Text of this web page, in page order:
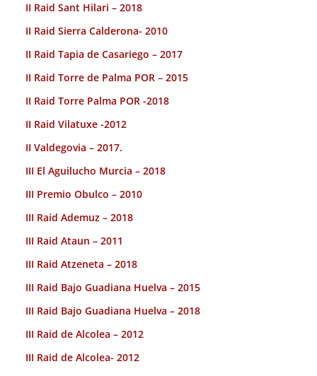
II Raid Sant Hilari – 2018
II Raid Sierra Calderona- 2010
II Raid Tapia de Casariego – 2017
II Raid Torre de Palma POR – 2015
II Raid Torre Palma POR -2018
II Raid Vilatuxe -2012
II Valdegovia – 2017.
III El Aguilucho Murcia – 2018
III Premio Obulco – 2010
III Raid Ademuz – 2018
III Raid Ataun – 2011
III Raid Atzeneta – 2018
III Raid Bajo Guadiana Huelva – 2015
III Raid Bajo Guadiana Huelva – 2018
III Raid de Alcolea – 2012
III Raid de Alcolea- 2012